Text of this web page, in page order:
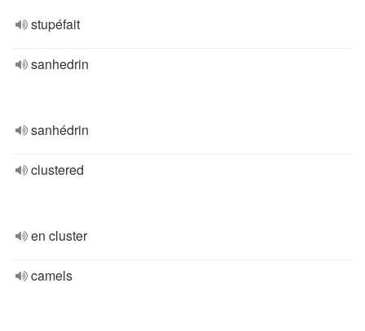
stupéfait
sanhedrin
sanhédrin
clustered
en cluster
camels